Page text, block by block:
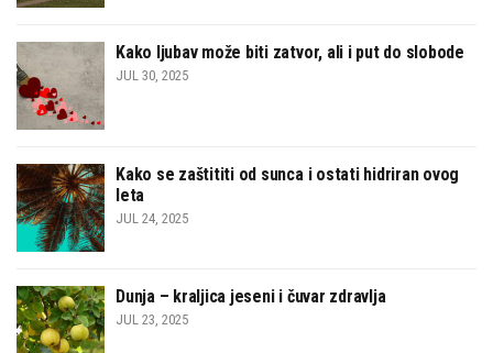
Kako ljubav može biti zatvor, ali i put do slobode
JUL 30, 2025
Kako se zaštititi od sunca i ostati hidriran ovog
leta
JUL 24, 2025
Dunja – kraljica jeseni i čuvar zdravlja
JUL 23, 2025